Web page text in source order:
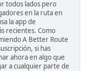
todos lados pero
en la ruta en
la app de
recientes. Como
A Better Route
si has
ahora en algo que
a cualquier parte de